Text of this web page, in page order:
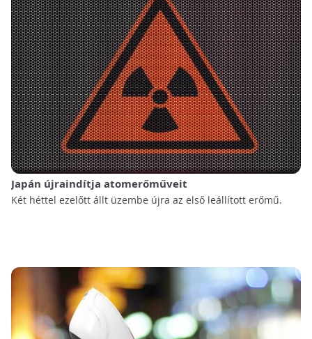
Japán újraindítja atomerőműveit
Két héttel ezelőtt állt üzembe újra az első leállított erőmű.